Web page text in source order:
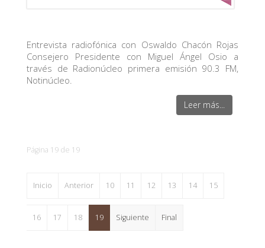
Entrevista radiofónica con Oswaldo Chacón Rojas
Consejero Presidente con Miguel Ángel Osio a
través de Radionúcleo primera emisión 90.3 FM,
Notinúcleo.
Leer más...
Página 19 de 19
Inicio Anterior 10 11 12 13 14 15
16 17 18 19 Siguiente Final